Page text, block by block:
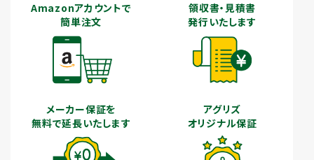
Amazonアカウントで
簡単注文
領収書・見積書
発行いたします
メーカー保証を
無料で延長いたします
アグリズ
オリジナル保証